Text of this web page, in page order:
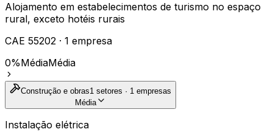
Alojamento em estabelecimentos de turismo no espaço
rural, exceto hotéis rurais
CAE 55202 · 1 empresa
0%MédiaMédia
Construção e obras1 setores · 1 empresas
Média
Instalação elétrica